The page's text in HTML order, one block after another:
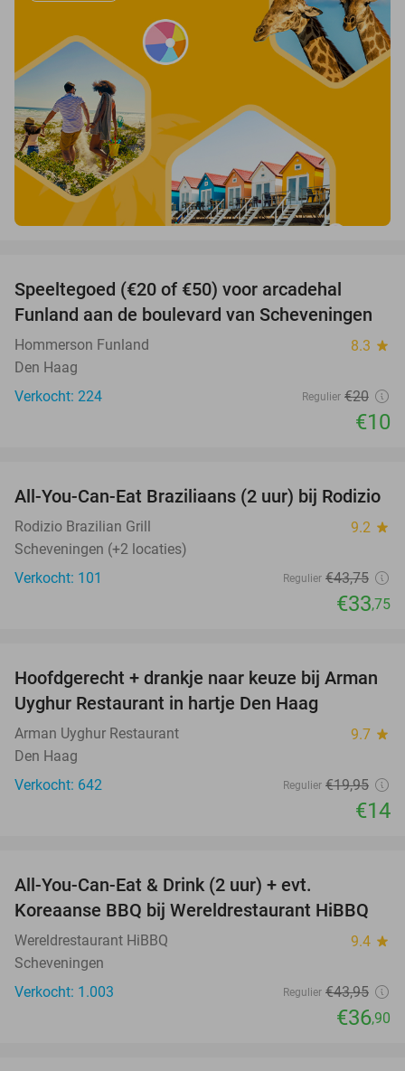
Speeltegoed (€20 of €50) voor arcadehal
Funland aan de boulevard van Scheveningen
Hommerson Funland 8.3 star
Den Haag
Verkocht: 224
Regulier €20
€10
23%
All-You-Can-Eat Braziliaans (2 uur) bij Rodizio
Rodizio Brazilian Grill 9.2 star
Scheveningen (+2 locaties)
Verkocht: 101
Regulier €43,75
€33,75
30%
Hoofdgerecht + drankje naar keuze bij Arman
Uyghur Restaurant in hartje Den Haag
Arman Uyghur Restaurant 9.7 star
Den Haag
Verkocht: 642
Regulier €19,95
€14
All-You-Can-Eat & Drink (2 uur) + evt.
Koreaanse BBQ bij Wereldrestaurant HiBBQ
Wereldrestaurant HiBBQ 9.4 star
Scheveningen
Verkocht: 1.003
Regulier €43,95
€36,90